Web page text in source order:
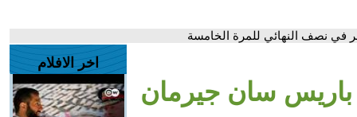
في نصف النهائي للمرة الخامسة
باريس سان جيرمان
اخر الافلام